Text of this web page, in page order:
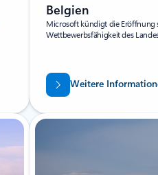
Belgien
Microsoft kündigt die Eröffnung
Wettbewerbsfähigkeit des
Weitere